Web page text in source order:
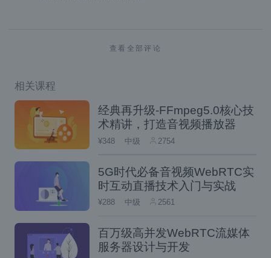
RTP/RTCP下列那些是正确的？
B. WebRTC使用RTCP传输数据
C. RTP/RTCP是基于UDP协议的
D. RTCP是RTP协议的控制协议
对于SDP协议下列哪些选项是正确的？
A. 用于数据传输
B. 进行媒体协商
C. 它是通过P2P在两个通信终端之间交换的
D. 它是通过信令服务器在两个通信终端之间进
查看全部评论
相关课程
经典再升级-FFmpeg5.0核心技
术精讲，打造音视频播放器
¥348 中级 2754
5G时代必备音视频WebRTC实
时互动直播技术入门与实战
¥288 中级 2561
百万级高并发WebRTC流媒体
服务器设计与开发